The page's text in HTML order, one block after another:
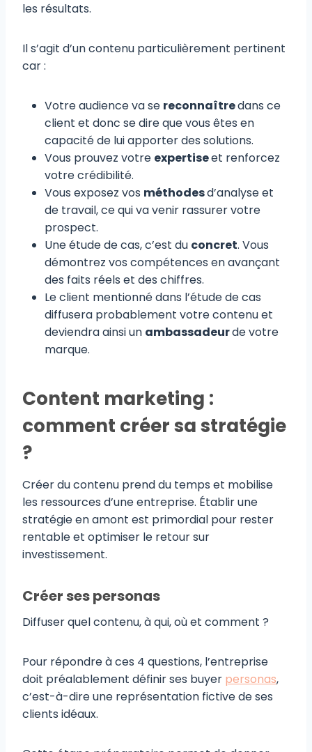
les résultats.
Il s’agit d’un contenu particulièrement pertinent
car :
Votre audience va se reconnaîtredans ce
client et donc se dire que vous êtes en
capacité de lui apporter des solutions.
Vous prouvez votre expertiseet renforcez
votre crédibilité.
Vous exposez vos méthodesd’analyse et
de travail, ce qui va venir rassurer votre
prospect.
Une étude de cas, c’est du concret. Vous
démontrez vos compétences en avançant
des faits réels et des chiffres.
Le client mentionné dans l’étude de cas
diffusera probablement votre contenu et
deviendra ainsi un ambassadeurde votre
marque.
Content marketing :
comment créer sa stratégie
?
Créer du contenu prend du temps et mobilise
les ressources d’une entreprise. Établir une
stratégie en amont est primordial pour rester
rentable et optimiser le retour sur
investissement.
Créer ses personas
Diffuser quel contenu, à qui, où et comment ?
Pour répondre à ces 4 questions, l’entreprise
doit préalablement définir ses buyer personas,
c’est-à-dire une représentation fictive de ses
clients idéaux.